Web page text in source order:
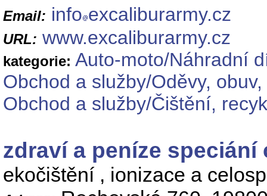
Email: info excaliburarmy.cz
URL: www.excaliburarmy.cz
kategorie: Auto-moto/Náhradní
Obchod a služby/Oděvy,
Obchod a služby/Čištění,
zdraví a peníze speciání
ekočištění , ionizace a